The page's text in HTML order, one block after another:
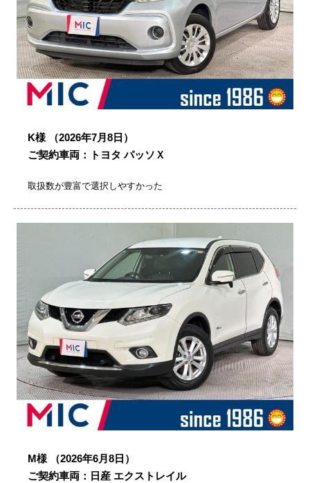
K様
（2026年7月8日）
ご契約車両：トヨタ パッソＸ
取扱数が豊富で選択しやすかった
M様
（2026年6月8日）
ご契約車両：日産 エクストレイル